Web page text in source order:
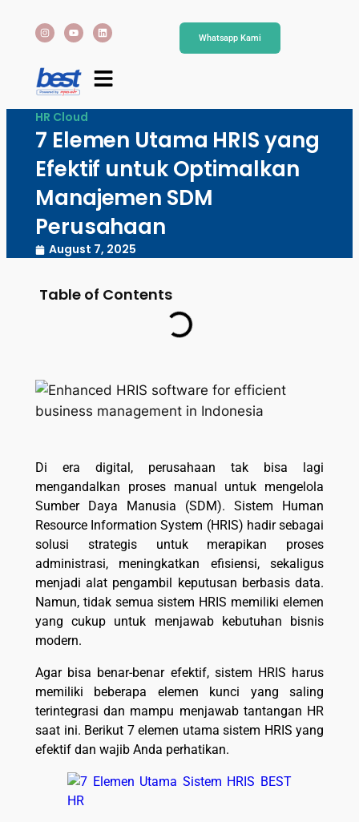
Whatsapp Kami
HR Cloud
7 Elemen Utama HRIS yang
Efektif untuk Optimalkan
Manajemen SDM
Perusahaan
August 7, 2025
Table of Contents
Di era digital, perusahaan tak bisa lagi
mengandalkan proses manual untuk mengelola
Sumber Daya Manusia (SDM). Sistem Human
Resource Information System (HRIS) hadir sebagai
solusi strategis untuk merapikan proses
administrasi, meningkatkan efisiensi, sekaligus
menjadi alat pengambil keputusan berbasis data.
Namun, tidak semua sistem HRIS memiliki elemen
yang cukup untuk menjawab kebutuhan bisnis
modern.
Agar bisa benar-benar efektif, sistem HRIS harus
memiliki beberapa elemen kunci yang saling
terintegrasi dan mampu menjawab tantangan HR
saat ini. Berikut 7 elemen utama sistem HRIS yang
efektif dan wajib Anda perhatikan.